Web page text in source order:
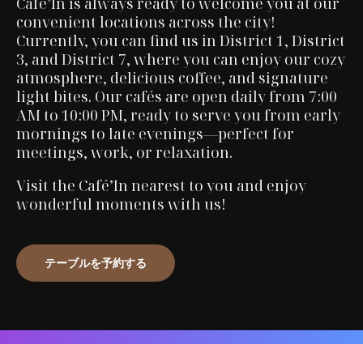
convenient locations across the city!
Currently, you can find us in District 1, District
3, and District 7, where you can enjoy our cozy
atmosphere, delicious coffee, and signature
light bites. Our cafés are open daily from 7:00
AM to 10:00 PM, ready to serve you from early
mornings to late evenings—perfect for
meetings, work, or relaxation.
Visit the Café’In nearest to you and enjoy
wonderful moments with us!
テーブルを予約する